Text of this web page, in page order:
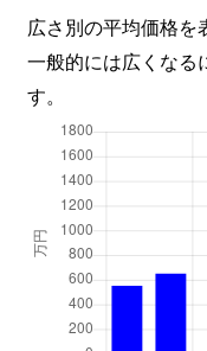
広さ別の平均価格を
一般的には広くなる
す。